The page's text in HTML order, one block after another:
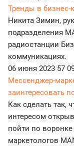
Тренды в бизнес-
Никита Зимин,
подразделения
радиостанции
коммуникациях.
06 июня 2023 57
Мессенджер-
заинтересовать
Как сделать так,
интересом
пойти по
маркетологов